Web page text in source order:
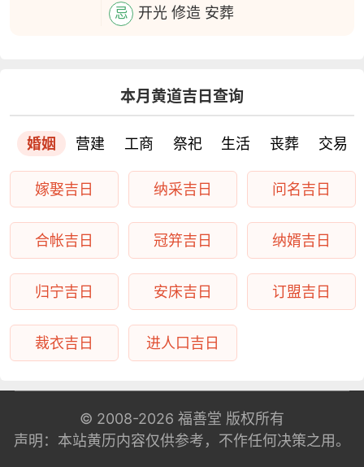
忌 开光 修造 安葬
本月黄道吉日查询
婚姻 营建 工商 祭祀 生活 丧葬 交易
嫁娶吉日 纳采吉日 问名吉日
合帐吉日 冠笄吉日 纳婿吉日
归宁吉日 安床吉日 订盟吉日
裁衣吉日 进人口吉日
© 2008-2026 福善堂 版权所有
声明：本站黄历内容仅供参考，不作任何决策之用。